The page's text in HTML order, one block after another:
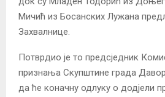
Мичић из Босанских Лужана
Захвалнице.
Потврдио је то предсједник
признања Скупштине града
да ће коначну одлуку о додјели